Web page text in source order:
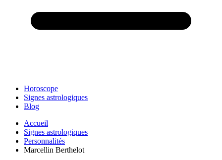
Horoscope
Signes astrologiques
Blog
Accueil
Signes astrologiques
Personnalités
Marcellin Berthelot